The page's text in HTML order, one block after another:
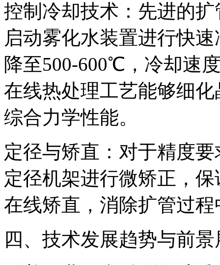
控制冷却技术：先进的
启动雾化水装置进行快
降至500-600℃，冷却速
在线热处理工艺能够细
综合力学性能。
定径与矫直：对于精度
定径机架进行微矫正，
在线矫直，消除扩管过
四、技术发展趋势与前景